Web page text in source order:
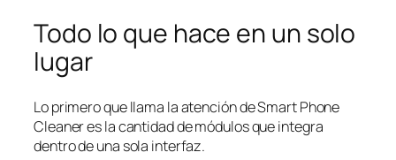
Todo lo que hace en un solo
lugar
Lo primero que llama la atención de Smart Phone
Cleaner es la cantidad de módulos que integra
dentro de una sola interfaz.